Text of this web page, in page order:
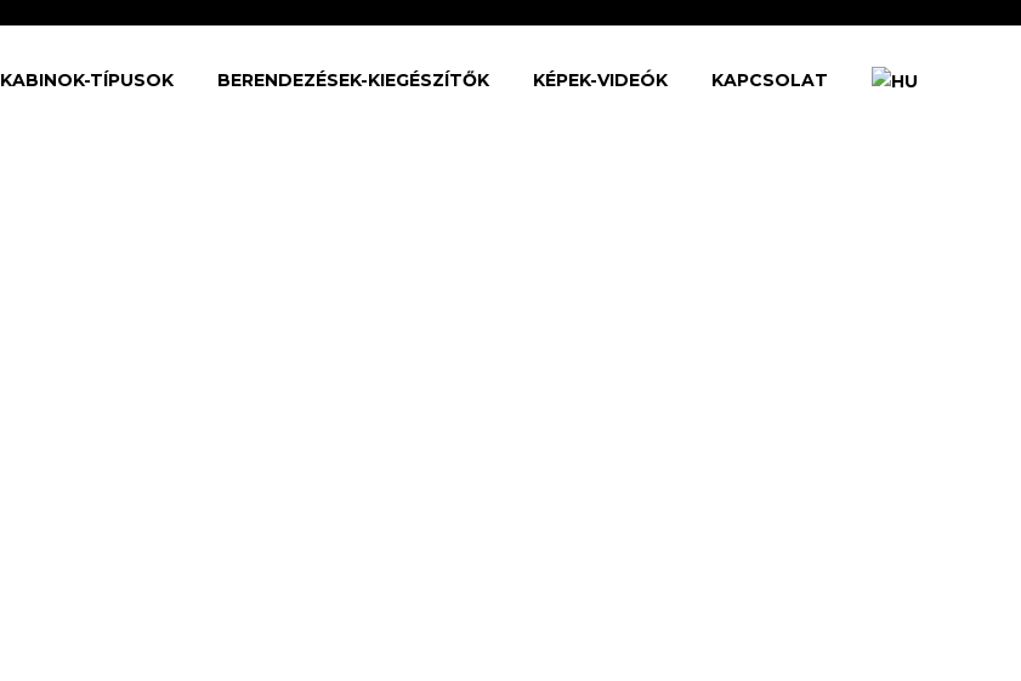
KABINOK-TÍPUSOK BERENDEZÉSEK-KIEGÉSZÍTŐK KÉPEK-VIDEÓK KAPCSOLAT